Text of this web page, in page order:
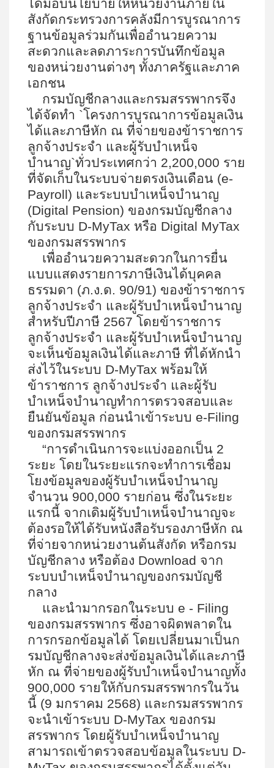
ได้มอบนโยบายให้หน่วยงานภายใน
สังกัดกระทรวงการคลังมีการบูรณาการ
ฐานข้อมูลร่วมกันเพื่ออำนวยความ
สะดวกและลดภาระการบันทึกข้อมูล
ของหน่วยงานต่างๆ ทั้งภาครัฐและภาค
เอกชน
กรมบัญชีกลางและกรมสรรพากรจึง
ได้จัดทำ `โครงการบูรณาการข้อมูลเงิน
ได้และภาษีหัก ณ ที่จ่ายของข้าราชการ
ลูกจ้างประจำ และผู้รับบำเหน็จ
บำนาญ`ทั่วประเทศกว่า 2,200,000 ราย
ที่จัดเก็บในระบบจ่ายตรงเงินเดือน (e-
Payroll) และระบบบำเหน็จบำนาญ
(Digital Pension) ของกรมบัญชีกลาง
กับระบบ D-MyTax หรือ Digital MyTax
ของกรมสรรพากร
เพื่ออำนวยความสะดวกในการยื่น
แบบแสดงรายการภาษีเงินได้บุคคล
ธรรมดา (ภ.ง.ด. 90/91) ของข้าราชการ
ลูกจ้างประจำ และผู้รับบำเหน็จบำนาญ
สำหรับปีภาษี 2567 โดยข้าราชการ
ลูกจ้างประจำ และผู้รับบำเหน็จบำนาญ
จะเห็นข้อมูลเงินได้และภาษี ที่ได้หักนำ
ส่งไว้ในระบบ D-MyTax พร้อมให้
ข้าราชการ ลูกจ้างประจำ และผู้รับ
บำเหน็จบำนาญทำการตรวจสอบและ
ยืนยันข้อมูล ก่อนนำเข้าระบบ e-Filing
ของกรมสรรพากร
“การดำเนินการจะแบ่งออกเป็น 2
ระยะ โดยในระยะแรกจะทำการเชื่อม
โยงข้อมูลของผู้รับบำเหน็จบำนาญ
จำนวน 900,000 รายก่อน ซึ่งในระยะ
แรกนี้ จากเดิมผู้รับบำเหน็จบำนาญจะ
ต้องรอให้ได้รับหนังสือรับรองภาษีหัก ณ
ที่จ่ายจากหน่วยงานต้นสังกัด หรือกรม
บัญชีกลาง หรือต้อง Download จาก
ระบบบำเหน็จบำนาญของกรมบัญชี
กลาง
และนำมากรอกในระบบ e - Filing
ของกรมสรรพากร ซึ่งอาจผิดพลาดใน
การกรอกข้อมูลได้ โดยเปลี่ยนมาเป็นก
รมบัญชีกลางจะส่งข้อมูลเงินได้และภาษี
หัก ณ ที่จ่ายของผู้รับบำเหน็จบำนาญทั้ง
900,000 รายให้กับกรมสรรพากรในวัน
นี้ (9 มกราคม 2568) และกรมสรรพากร
จะนำเข้าระบบ D-MyTax ของกรม
สรรพากร โดยผู้รับบำเหน็จบำนาญ
สามารถเข้าตรวจสอบข้อมูลในระบบ D-